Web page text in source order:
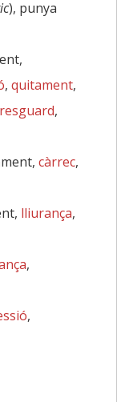
), punya
, quitament,
resguard,
càrrec,
lliurança,
,
,